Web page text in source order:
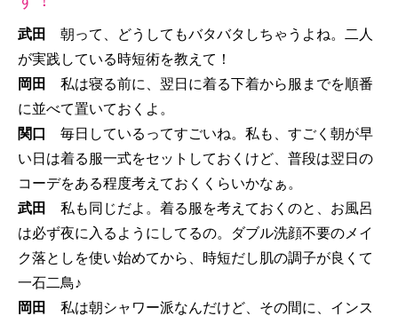
武田 朝って、どうしてもバタバタしちゃうよね。二人
が実践している時短術を教えて！
岡田 私は寝る前に、翌日に着る下着から服までを順番
に並べて置いておくよ。
関口 毎日しているってすごいね。私も、すごく朝が早
い日は着る服一式をセットしておくけど、普段は翌日の
コーデをある程度考えておくくらいかなぁ。
武田 私も同じだよ。着る服を考えておくのと、お風呂
は必ず夜に入るようにしてるの。ダブル洗顔不要のメイ
ク落としを使い始めてから、時短だし肌の調子が良くて
一石二鳥♪
岡田 私は朝シャワー派なんだけど、その間に、インス